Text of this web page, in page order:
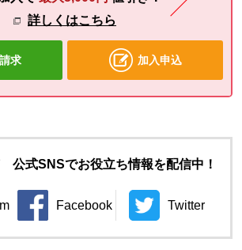
詳しくはこちら
求 加入申込
公式SNSでお役立ち情報を配信中！
ンドウで開きます。
Facebook
別のウィンドウで開きます。
Twitter
別のウィン